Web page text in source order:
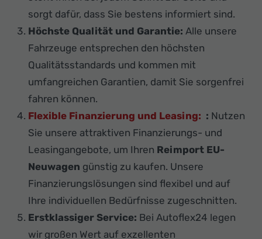
sorgt dafür, dass Sie bestens informiert sind.
Höchste Qualität und Garantie: Alle unsere
Fahrzeuge entsprechen den höchsten
Qualitätsstandards und kommen mit
umfangreichen Garantien, damit Sie sorgenfrei
fahren können.
Flexible Finanzierung und Leasing: : Nutzen
Sie unsere attraktiven Finanzierungs- und
Leasingangebote, um Ihren Reimport EU-
Neuwagen günstig zu kaufen. Unsere
Finanzierungslösungen sind flexibel und auf
Ihre individuellen Bedürfnisse zugeschnitten.
Erstklassiger Service: Bei Autoflex24 legen
wir großen Wert auf exzellenten